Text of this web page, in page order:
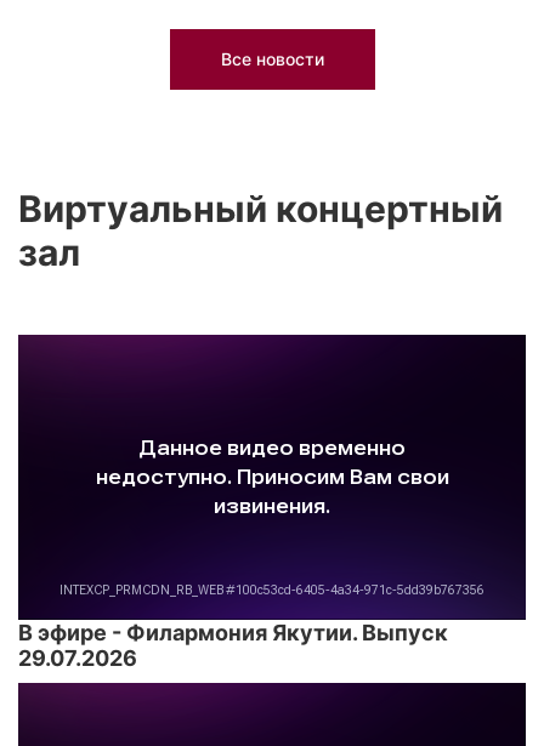
Все новости
Виртуальный концертный
зал
В эфире - Филармония Якутии. Выпуск
29.07.2026